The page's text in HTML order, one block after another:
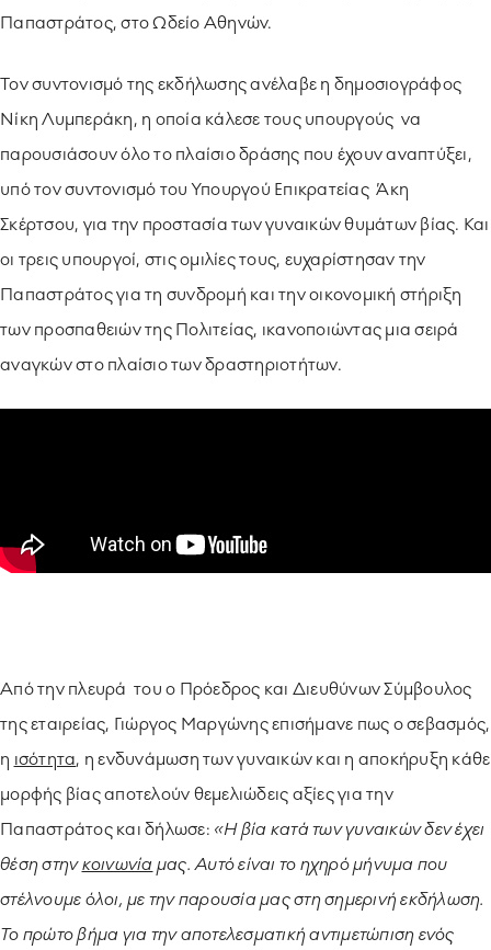
Παπαστράτος, στο Ωδείο Αθηνών.
Τον συντονισμό της εκδήλωσης ανέλαβε η δημοσιογράφος
Νίκη Λυμπεράκη, η οποία κάλεσε τους υπουργούς να
παρουσιάσουν όλο το πλαίσιο δράσης που έχουν αναπτύξει,
υπό τον συντονισμό του Υπουργού Επικρατείας Άκη
Σκέρτσου, για την προστασία των γυναικών θυμάτων βίας. Και
οι τρεις υπουργοί, στις ομιλίες τους, ευχαρίστησαν την
Παπαστράτος για τη συνδρομή και την οικονομική στήριξη
των προσπαθειών της Πολιτείας, ικανοποιώντας μια σειρά
αναγκών στο πλαίσιο των δραστηριοτήτων.
Από την πλευρά του o Πρόεδρος και Διευθύνων Σύμβουλος
της εταιρείας, Γιώργος Μαργώνης επισήμανε πως ο σεβασμός,
η ισότητα, η ενδυνάμωση των γυναικών και η αποκήρυξη κάθε
μορφής βίας αποτελούν θεμελιώδεις αξίες για την
Παπαστράτος και δήλωσε: «Η βία κατά των γυναικών δεν έχει
θέση στηνκοινωνία μας. Αυτό είναι το ηχηρό μήνυμα που
στέλνουμε όλοι, με την παρουσία μας στη σημερινή εκδήλωση.
Το πρώτο βήμα για την αποτελεσματική αντιμετώπιση ενός